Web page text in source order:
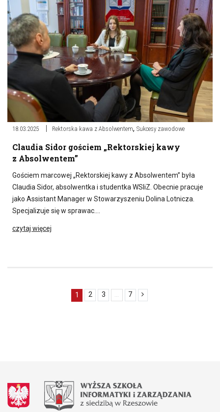
18.03.2025 Rektorska kawa z Absolwentem, Sukcesy zawodowe
Claudia Sidor gościem „Rektorskiej kawy
z Absolwentem”
Gościem marcowej „Rektorskiej kawy z Absolwentem” była
Claudia Sidor, absolwentka i studentka WSIiZ. Obecnie pracuje
jako Assistant Manager w Stowarzyszeniu Dolina Lotnicza.
Specjalizuje się w sprawac….
czytaj więcej
1 2 3 ... 7